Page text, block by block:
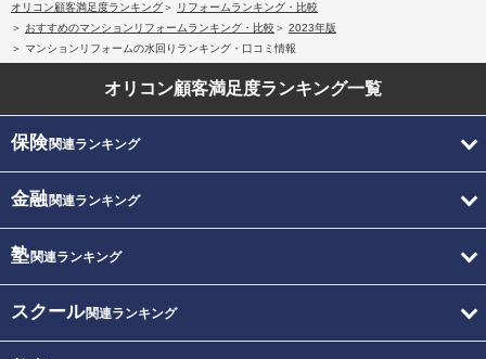
オリコン顧客満足度ランキング
リフォームランキング・比較
おすすめのマンションリフォームランキング・比較
2023年版
マンションリフォームの水回りランキング・口コミ情報
オリコン顧客満足度ランキング一覧
保険関連ランキング
金融関連ランキング
塾関連ランキング
スクール関連ランキング